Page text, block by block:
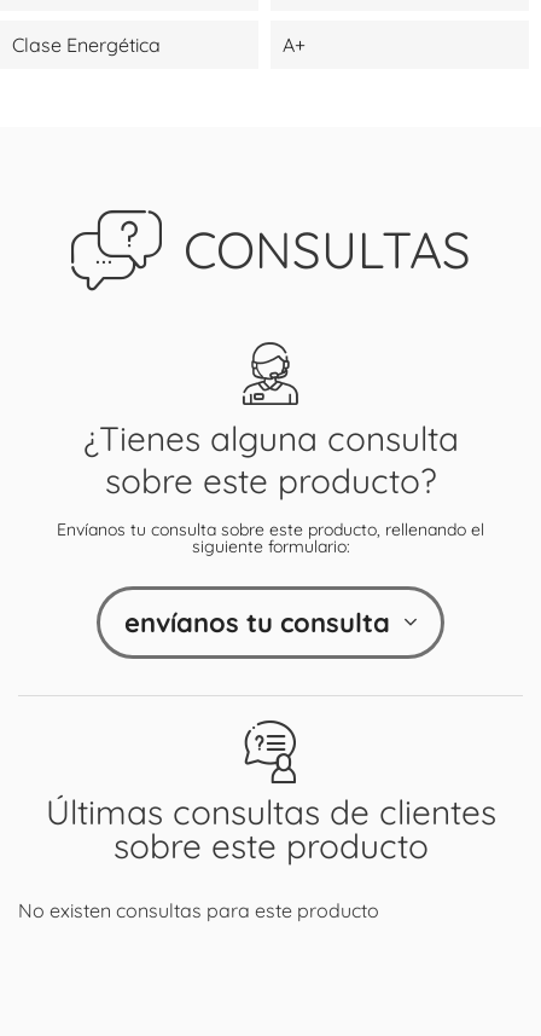
Clase Energética A+
CONSULTAS
Últimas consultas de clientes
sobre este producto
No existen consultas para este producto
¿Tienes alguna consulta
sobre este producto?
Envíanos tu consulta sobre este producto, rellenando el
siguiente formulario:
envíanos tu consulta